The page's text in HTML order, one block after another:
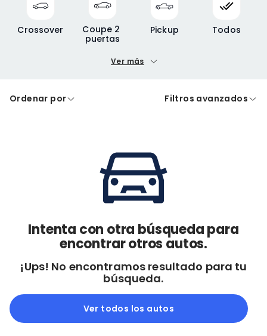
Crossover
Coupe 2
puertas
Pickup Todos
Precio máximo
A crédito De contado
Negociar precio
Ver más
Ordenar por Filtros avanzados
Intenta con otra búsqueda para
encontrar otros autos.
¡Ups! No encontramos resultado para tu
búsqueda.
Ver todos los autos